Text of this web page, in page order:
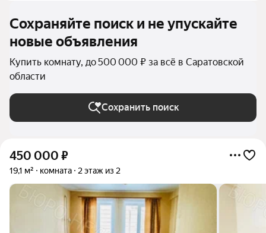
Сохраняйте поиск и не упускайте
новые объявления
Купить комнату, до 500 000 ₽ за всё в Саратовской
области
Сохранить поиск
450 000 ₽
19,1 м² комната 2 этаж из 2